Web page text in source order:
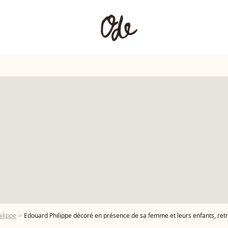
Edouard Philippe décoré en présence de sa femme et leurs enfants,